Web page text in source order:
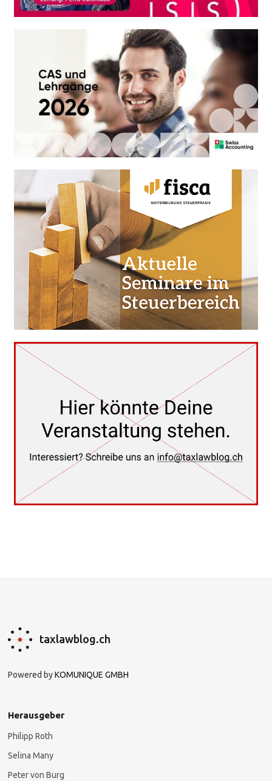
taxlawblog.ch
Powered byKOMUNIQUE GMBH
Herausgeber
Philipp Roth
Selina Many
Peter von Burg